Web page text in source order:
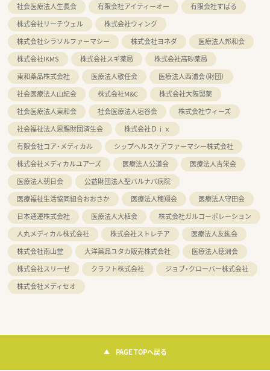
社会医療法人生長会
有限会社アイティーオー
有限会社すばる
株式会社リーチウェル
株式会社ウィング
株式会社シラソルファーマシー
株式会社ヨネダ
医療法人邦和会
株式会社IKMS
株式会社スギ薬局
株式会社高砂薬局
東和薬品株式会社
医療法人敬任会
医療法人西浦会（財団）
社会医療法人山紀会
株式会社M&C
株式会社大阪製薬
社会医療法人東和会
社会医療法人垣谷会
株式会社ウィーズ
社会福祉法人恩賜財団済生会
株式会社Ｄｉｘ
有限会社コア・メディカル
シップヘルスケアファーマシー株式会社
株式会社メディカルユアーズ
医療法人公道会
医療法人吉栄会
医療法人朝日会
公益財団法人聖バルナバ病院
医療福祉生活協同組合おおさか
医療法人穂翔会
医療法人守田会
日本通運株式会社
医療法人大植会
株式会社ガルコーポレーション
人丸メディカル株式会社
株式会社ストレチア
医療法人友紘会
株式会社南山堂
大洋薬品ユタカ販売株式会社
医療法人徳洲会
株式会社スリーゼ
クラフト株式会社
ジョブ・クローバー株式会社
株式会社メディセオ
PAGE TOPへ戻る